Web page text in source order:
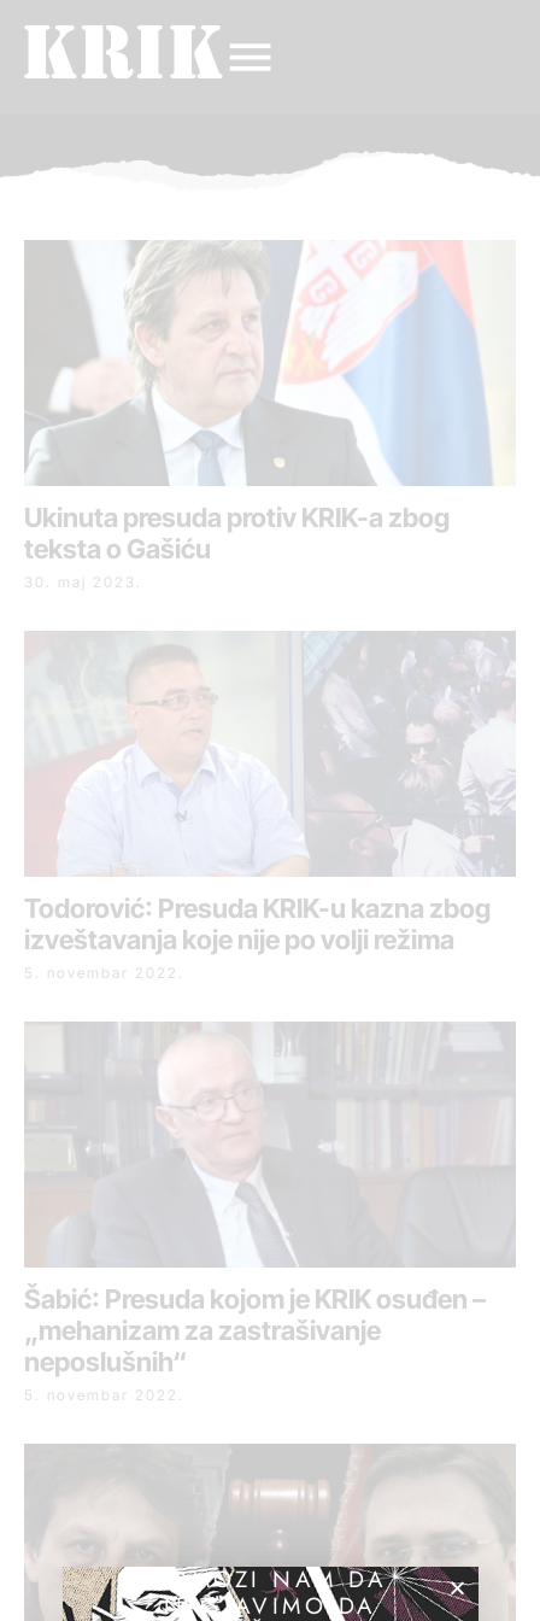
Ukinuta presuda protiv KRIK-a zbog
teksta o Gašiću
30. maj 2023.
Todorović: Presuda KRIK-u kazna zbog
izveštavanja koje nije po volji režima
5. novembar 2022.
Šabić: Presuda kojom je KRIK osuđen –
„mehanizam za zastrašivanje
neposlušnih“
5. novembar 2022.
POMOZI NAM DA
NASTAVIMO DA